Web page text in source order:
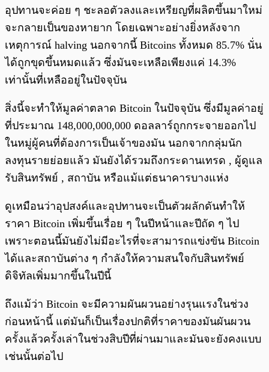
อุปทานจะค่อย ๆ ชะลอตัวลงและเหรียญที่ผลิตขึ้นมาใหม่
จะกลายเป็นของหายาก โดยเฉพาะอย่างยิ่งหลังจาก
เหตุการณ์ halving นอกจากนี้ Bitcoins ทั้งหมด 85.7% นั่น
ได้ถูกขุดขึ้นหมดแล้ว ซึ่งมันจะเหลือเพียงแค่ 14.3%
เท่านั้นที่เหลืออยู่ในปัจจุบัน
สิ่งนี้จะทำให้มูลค่าตลาด Bitcoin ในปัจจุบัน ซึ่งมีมูลค่าอยู่
ที่ประมาณ 148,000,000,000 ดอลลาร์ถูกกระจายออกไป
ในหมู่ผู้คนที่ต้องการเป็นเจ้าของมัน นอกจากกลุ่มนัก
ลงทุนรายย่อยแล้ว มันยังได้รวมถึงกระดานเทรด , ผู้ดูแล
รับสินทรัพย์ , สถาบัน หรือแม้แต่ธนาคารบางแห่ง
ดูเหมือนว่าอุปสงค์และอุปทานจะเป็นตัวผลักดันทำให้
ราคา Bitcoin เพิ่มขึ้นเรื่อย ๆ ในปีหน้าและปีถัด ๆ ไป
เพราะตอนนี้มันยังไม่มีอะไรที่จะสามารถแข่งขัน Bitcoin
ได้และสถาบันต่าง ๆ กำลังให้ความสนใจกับสินทรัพย์
ดิจิทัลเพิ่มมากขึ้นในปีนี้
ถึงแม้ว่า Bitcoin จะมีความผันผวนอย่างรุนแรงในช่วง
ก่อนหน้านี้ แต่มันก็เป็นเรื่องปกติที่ราคาของมันผันผวน
ครั้งแล้วครั้งเล่าในช่วงสิบปีที่ผ่านมาและมันจะยังคงแบบ
เช่นนั้นต่อไป